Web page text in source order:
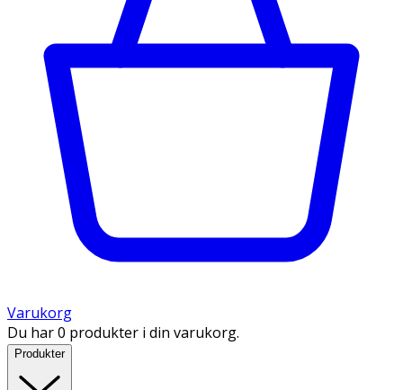
Varukorg
Du har 0 produkter i din varukorg.
Produkter